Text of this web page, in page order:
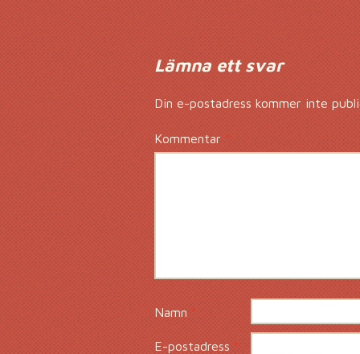
Lämna ett svar
Din e-postadress kommer inte
Kommentar*
Namn*
E-postadress*